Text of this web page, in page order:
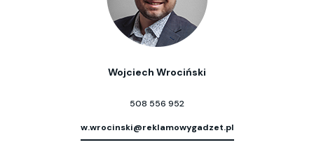
Wojciech Wrociński
508 556 952
w.wrocinski@reklamowygadzet.pl